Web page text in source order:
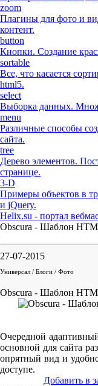
zoom
Плагины для фото и
контент.
button
Кнопки. Создание
sortable
Все, что касается
html5.
select
Выборка данных.
menu
Различные способы
сайта.
tree
Дерево элементов.
странице.
3-D
Примеры объектов в
и jQuery.
Helix.su - портал
Obscura - Шаблон
27-07-2015
Универсал / Блоги / Фото
Obscura - Шаблон
Очередной
основной для сайта
опрятный вид и
доступе.
Добавить в